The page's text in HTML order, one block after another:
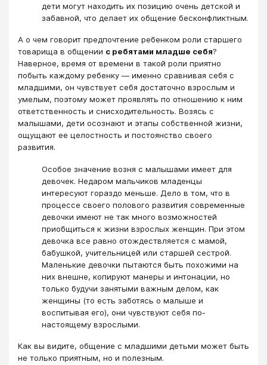
дети могут находить их позицию очень детской и
забавной, что делает их общение бесконфликтным.
А о чем говорит предпочтение ребенком роли старшего
товарища в общении с ребятами младше себя?
Наверное, время от времени в такой роли приятно
побыть каждому ребенку ― именно сравнивая себя с
младшими, он чувствует себя достаточно взрослым и
умелым, поэтому может проявлять по отношению к ним
ответственность и снисходительность. Возясь с
малышами, дети осознают и этапы собственной жизни,
ощущают ее целостность и постоянство своего
развития.
Особое значение возня с малышами имеет для
девочек. Недаром мальчиков младенцы
интересуют гораздо меньше. Дело в том, что в
процессе своего полового развития современные
девочки имеют не так много возможностей
приобщиться к жизни взрослых женщин. При этом
девочка все равно отождествляется с мамой,
бабушкой, учительницей или старшей сестрой.
Маленькие девочки пытаются быть похожими на
них внешне, копируют манеры и интонации, но
только будучи занятыми важным делом, как
женщины (то есть заботясь о малыше и
воспитывая его), они чувствуют себя по-
настоящему взрослыми.
Как вы видите, общение с младшими детьми может быть
не только приятным, но и полезным.